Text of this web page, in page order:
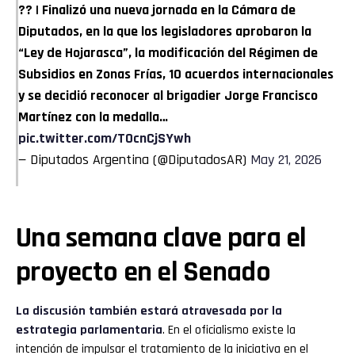
?? | Finalizó una nueva jornada en la Cámara de
Diputados, en la que los legisladores aprobaron la
“Ley de Hojarasca”, la modificación del Régimen de
Subsidios en Zonas Frías, 10 acuerdos internacionales
y se decidió reconocer al brigadier Jorge Francisco
Martínez con la medalla…
pic.twitter.com/T0cnCjSYwh
— Diputados Argentina (@DiputadosAR) May 21, 2026
Una semana clave para el
proyecto en el Senado
La discusión también estará atravesada por la
estrategia parlamentaria. En el oficialismo existe la
intención de impulsar el tratamiento de la iniciativa en el